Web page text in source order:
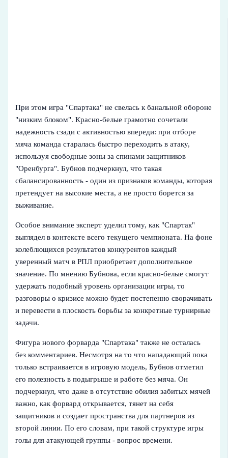
При этом игра "Спартака" не свелась к банальной обороне
"низким блоком". Красно-белые грамотно сочетали
надежность сзади с активностью впереди: при отборе
мяча команда старалась быстро переходить в атаку,
используя свободные зоны за спинами защитников
"Оренбурга". Бубнов подчеркнул, что такая
сбалансированность - один из признаков команды, которая
претендует на высокие места, а не просто борется за
выживание.
Особое внимание эксперт уделил тому, как "Спартак"
выглядел в контексте всего текущего чемпионата. На фоне
колеблющихся результатов конкурентов каждый
уверенный матч в РПЛ приобретает дополнительное
значение. По мнению Бубнова, если красно-белые смогут
удержать подобный уровень организации игры, то
разговоры о кризисе можно будет постепенно сворачивать
и перевести в плоскость борьбы за конкретные турнирные
задачи.
Фигура нового форварда "Спартака" также не осталась
без комментариев. Несмотря на то что нападающий пока
только встраивается в игровую модель, Бубнов отметил
его полезность в подыгрыше и работе без мяча. Он
подчеркнул, что даже в отсутствие обилия забитых мячей
важно, как форвард открывается, тянет на себя
защитников и создает пространства для партнеров из
второй линии. По его словам, при такой структуре игры
голы для атакующей группы - вопрос времени.